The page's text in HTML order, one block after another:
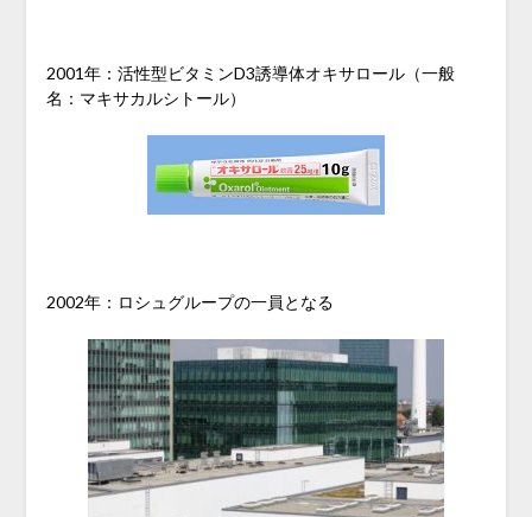
2001年：活性型ビタミンD3誘導体オキサロール（一般
名：マキサカルシトール）
2002年：ロシュグループの一員となる